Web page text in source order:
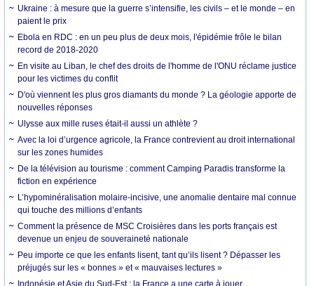
Ukraine : à mesure que la guerre s’intensifie, les civils – et le monde – en
paient le prix
Ebola en RDC : en un peu plus de deux mois, l'épidémie frôle le bilan
record de 2018-2020
En visite au Liban, le chef des droits de l'homme de l'ONU réclame justice
pour les victimes du conflit
D'où viennent les plus gros diamants du monde ? La géologie apporte de
nouvelles réponses
Ulysse aux mille ruses était-il aussi un athlète ?
Avec la loi d’urgence agricole, la France contrevient au droit international
sur les zones humides
De la télévision au tourisme : comment Camping Paradis transforme la
fiction en expérience
L’hypominéralisation molaire-incisive, une anomalie dentaire mal connue
qui touche des millions d’enfants
Comment la présence de MSC Croisières dans les ports français est
devenue un enjeu de souveraineté nationale
Peu importe ce que les enfants lisent, tant qu’ils lisent ? Dépasser les
préjugés sur les « bonnes » et « mauvaises lectures »
Indonésie et Asie du Sud-Est : la France a une carte à jouer